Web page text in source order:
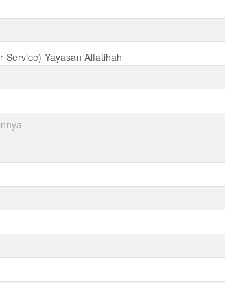
Service) Yayasan Alfatihah